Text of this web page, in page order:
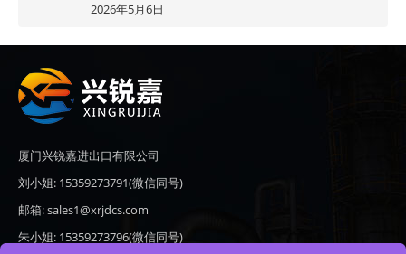
2026年5月6日
厦门兴锐嘉进出口有限公司
刘小姐: 15359273791(微信同号)
邮箱: sales1@xrjdcs.com
朱小姐: 15359273796(微信同号)